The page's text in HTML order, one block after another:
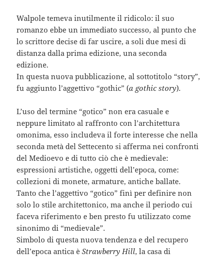
Walpole temeva inutilmente il ridicolo: il suo
romanzo ebbe un immediato successo, al punto che
lo scrittore decise di far uscire, a soli due mesi di
distanza dalla prima edizione, una seconda
edizione.
In questa nuova pubblicazione, al sottotitolo “story”,
fu aggiunto l’aggettivo “gothic” (a gothic story).
L’uso del termine “gotico” non era casuale e
neppure limitato al raffronto con l’architettura
omonima, esso includeva il forte interesse che nella
seconda metà del Settecento si afferma nei confronti
del Medioevo e di tutto ciò che è medievale:
espressioni artistiche, oggetti dell’epoca, come:
collezioni di monete, armature, antiche ballate.
Tanto che l’aggettivo “gotico” finì per definire non
solo lo stile architettonico, ma anche il periodo cui
faceva riferimento e ben presto fu utilizzato come
sinonimo di “medievale”.
Simbolo di questa nuova tendenza e del recupero
dell’epoca antica èStrawberry Hill, la casa di